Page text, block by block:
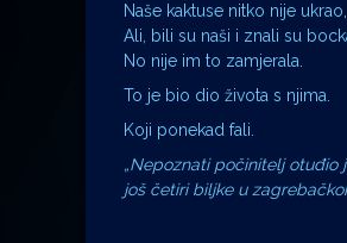
Naše kaktuse nitko nije
Ali, bili su naši i znali su
No nije im to zamjerala.
To je bio dio života s njima.
Koji ponekad fali.
„Nepoznati počinitelj otuđio
još četiri biljke u